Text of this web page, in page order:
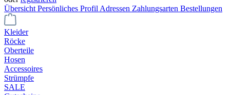
Übersicht Persönliches Profil Adressen Zahlungsarten Bestellungen
Kleider
Röcke
Oberteile
Hosen
Accessoires
Strümpfe
SALE